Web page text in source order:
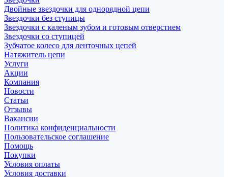
Двойные звездочки для однорядной цепи
Звездочки без ступицы
Звездочки с каленым зубом и готовым отверстием
Звездочки со ступицей
Зубчатое колесо для ленточных цепей
Натяжитель цепи
Услуги
Акции
Компания
Новости
Статьи
Отзывы
Вакансии
Политика конфиденциальности
Пользовательское соглашение
Помощь
Покупки
Условия оплаты
Условия доставки